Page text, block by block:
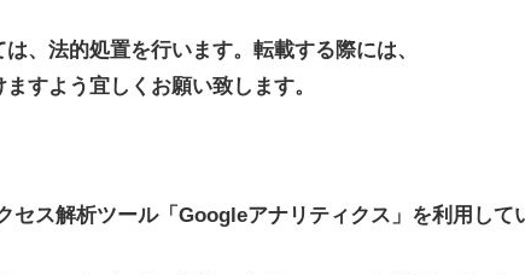
、法的処置を行います。転載する際には、
すよう宜しくお願い致します。
セス解析ツール「Googleアナリティクス」を利用して